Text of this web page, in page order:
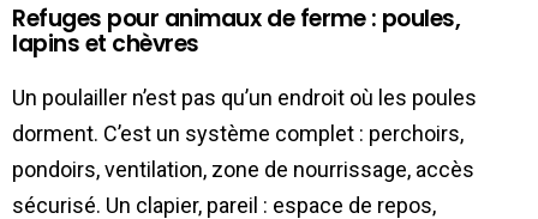
Refuges pour animaux de ferme : poules,
lapins et chèvres
Un poulailler n’est pas qu’un endroit où les poules
dorment. C’est un système complet : perchoirs,
pondoirs, ventilation, zone de nourrissage, accès
sécurisé. Un clapier, pareil : espace de repos,